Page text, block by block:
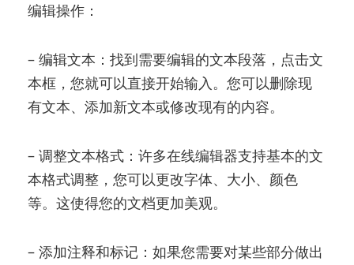
编辑操作：
– 编辑文本：找到需要编辑的文本段落，点击文
本框，您就可以直接开始输入。您可以删除现
有文本、添加新文本或修改现有的内容。
– 调整文本格式：许多在线编辑器支持基本的文
本格式调整，您可以更改字体、大小、颜色
等。这使得您的文档更加美观。
– 添加注释和标记：如果您需要对某些部分做出